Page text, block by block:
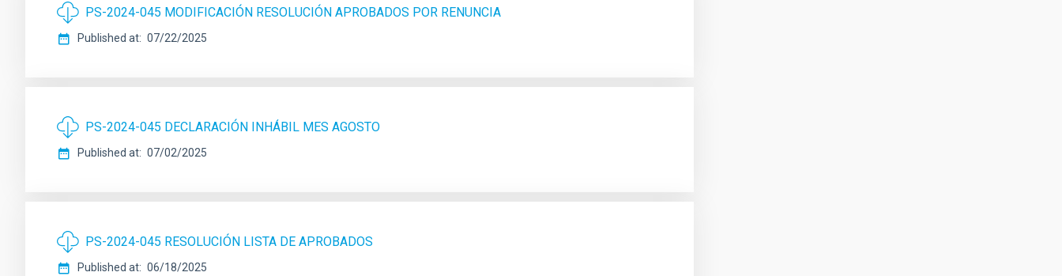
PS-2024-045 MODIFICACIÓN RESOLUCIÓN APROBADOS POR RENUNCIA
Published at 07/22/2025
PS-2024-045 DECLARACIÓN INHÁBIL MES AGOSTO
Published at 07/02/2025
PS-2024-045 RESOLUCIÓN LISTA DE APROBADOS
Published at 06/18/2025